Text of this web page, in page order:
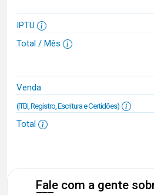
IPTU
Total / Mês
Venda
(ITBI, Registro, Escritura e Certidões)
Total
Fale com a gente